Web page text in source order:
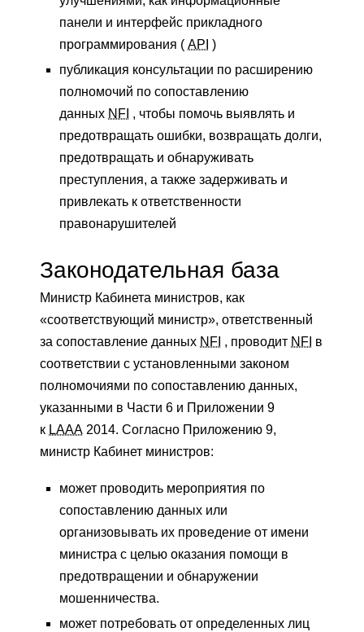
панели и интерфейс прикладного
программирования ( API )
публикация консультации по расширению
полномочий по сопоставлению
данных NFI , чтобы помочь выявлять и
предотвращать ошибки, возвращать долги,
предотвращать и обнаруживать
преступления, а также задерживать и
привлекать к ответственности
правонарушителей
Законодательная база
Министр Кабинета министров, как
«соответствующий министр», ответственный
за сопоставление данных NFI , проводит NFI в
соответствии с установленными законом
полномочиями по сопоставлению данных,
указанными в Части 6 и Приложении 9
к LAAA 2014. Согласно Приложению 9,
министр Кабинет министров:
может проводить мероприятия по
сопоставлению данных или
организовывать их проведение от имени
министра с целью оказания помощи в
предотвращении и обнаружении
мошенничества.
может потребовать от определенных лиц